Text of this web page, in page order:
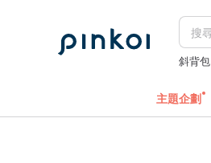
斜背包
主題企劃